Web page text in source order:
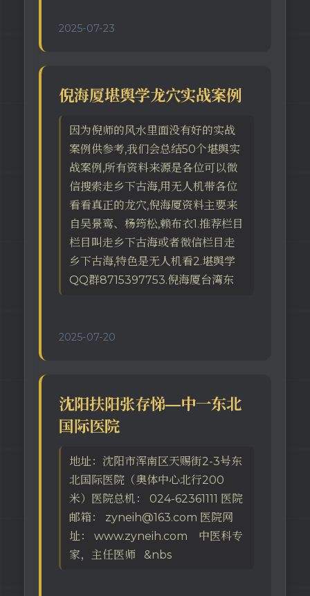
2025-07-23
倪海厦堪舆学龙穴实战案例
因为倪师的风水里面没有好的实战
案例供参考,我们会总结50个堪舆实
战案例,所有资料来源是各位可以微
信搜索走乡下古海,用无人机带各位
看看真正的龙穴,倪海厦资料主要来
自吴景鸾、杨筠松,赖布衣1.推荐栏目
栏目叫走乡下古海或者微信栏目走
乡下古海,特色是无人机看2.堪舆学
QQ群8715397753.倪海厦台湾东
2025-07-20
沈阳扶阳张存悌—中一东北
国际医院
地址：沈阳市浑南区天赐街2-3号东
北国际医院（奥体中心北行200
米）医院总机： 024-62361111 医院
邮箱： zyneih@163.com 医院网
址： www.zyneih.com 中医科专
家，主任医师 &nbs